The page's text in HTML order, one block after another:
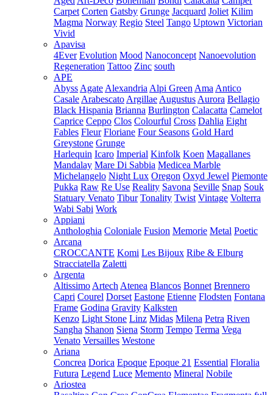
Carpet Corten Gatsby Grunge Jacquard Joliet Kilim
Magma Norway Regio Steel Tango Uptown Victorian
Vivid
Apavisa
4Ever Evolution Mood Nanoconcept Nanoevolution
Regeneration Tattoo Zinc south
APE
Abyss Agate Alexandria Alpi Green Ama Antico
Casale Arabescato Argillae Augustus Aurora Bellagio
Black Hispania Brianna Burlington Calacatta Camelot
Caprice Ceppo Clos Colourful Cross Dahlia Eight
Fables Fleur Floriane Four Seasons Gold Hard
Greystone Grunge
Harlequin Icaro Imperial Kinfolk Koen Magallanes
Mandalay Mare Di Sabbia Medicea Marble
Michelangelo Night Lux Oregon Oxyd Jewel Piemonte
Pukka Raw Re Use Reality Savona Seville Snap Souk
Statuary Venato Tibur Tonality Twist Vintage Volterra
Wabi Sabi Work
Appiani
Anthologhia Coloniale Fusion Memorie Metal Poetic
Arcana
CROCCANTE Komi Les Bijoux Ribe & Elburg
Stracciatella Zaletti
Argenta
Altissimo Artech Atenea Blancos Bonnet Brennero
Capri Courel Dorset Eastone Etienne Flodsten Fontana
Frame Godina Gravity Kalksten
Kenzo Light Stone Linz Midas Milena Petra Riven
Sangha Shanon Siena Storm Tempo Terma Vega
Venato Versailles Westone
Ariana
Concrea Dorica Epoque Epoque 21 Essential Floralia
Futura Legend Luce Memento Mineral Nobile
Ariostea